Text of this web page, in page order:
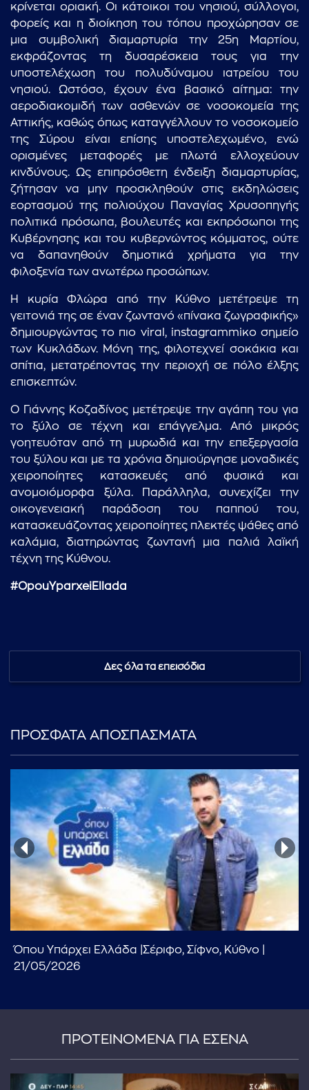
...πληκτρολογήστε κείμενο προς αναζήτηση
κρίνεται οριακή. Οι κάτοικοι του νησιού, σύλλογοι,
φορείς και η διοίκηση του τόπου προχώρησαν σε
μια συμβολική διαμαρτυρία την 25η Μαρτίου,
εκφράζοντας τη δυσαρέσκεια τους για την
υποστελέχωση του πολυδύναμου ιατρείου του
νησιού. Ωστόσο, έχουν ένα βασικό αίτημα: την
αεροδιακομιδή των ασθενών σε νοσοκομεία της
Αττικής, καθώς όπως καταγγέλλουν το νοσοκομείο
της Σύρου είναι επίσης υποστελεχωμένο, ενώ
ορισμένες μεταφορές με πλωτά ελλοχεύουν
κινδύνους. Ως επιπρόσθετη ένδειξη διαμαρτυρίας,
ζήτησαν να μην προσκληθούν στις εκδηλώσεις
εορτασμού της πολιούχου Παναγίας Χρυσοπηγής
πολιτικά πρόσωπα, βουλευτές και εκπρόσωποι της
Κυβέρνησης και του κυβερνώντος κόμματος, ούτε
να δαπανηθούν δημοτικά χρήματα για την
φιλοξενία των ανωτέρω προσώπων.
Η κυρία Φλώρα από την Κύθνο μετέτρεψε τη
γειτονιά της σε έναν ζωντανό «πίνακα ζωγραφικής»
δημιουργώντας το πιο viral, instagrammiκο σημείο
των Κυκλάδων. Μόνη της, φιλοτεχνεί σοκάκια και
σπίτια, μετατρέποντας την περιοχή σε πόλο έλξης
επισκεπτών.
Ο Γιάννης Κοζαδίνος μετέτρεψε την αγάπη του για
το ξύλο σε τέχνη και επάγγελμα. Από μικρός
γοητευόταν από τη μυρωδιά και την επεξεργασία
του ξύλου και με τα χρόνια δημιούργησε μοναδικές
χειροποίητες κατασκευές από φυσικά και
ανομοιόμορφα ξύλα. Παράλληλα, συνεχίζει την
οικογενειακή παράδοση του παππού του,
κατασκευάζοντας χειροποίητες πλεκτές ψάθες από
καλάμια, διατηρώντας ζωντανή μια παλιά λαϊκή
τέχνη της Κύθνου.
#OpouYparxeiEllada
Δες όλα τα επεισόδια
ΠΡΟΣΦΑΤΑ ΑΠΟΣΠΑΣΜΑΤΑ
Όπου Υπάρχει Ελλάδα |Σέριφο, Σίφνο, Κύθνο |
21/05/2026
ΠΡΟΤΕΙΝΟΜΕΝΑ ΓΙΑ ΕΣΕΝΑ